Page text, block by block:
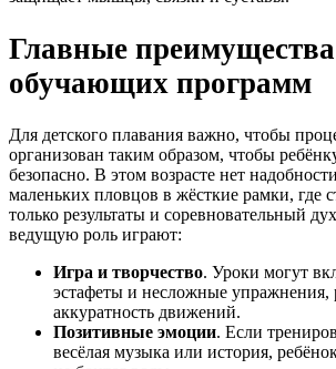
Главные преимущества
обучающих программ
Для детского плавания важно, чтобы
организован таким образом, чтобы
безопасно. В этом возрасте нет
маленьких пловцов в жёсткие рамки, где
только результаты и соревновательный
ведущую роль играют:
Игра и творчество. Уроки могут
эстафеты и несложные упражнения,
аккуратность движений.
Позитивные эмоции. Если
весёлая музыка или история,